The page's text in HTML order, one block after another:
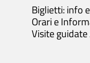
Biglietti: info
Orari e
Visite